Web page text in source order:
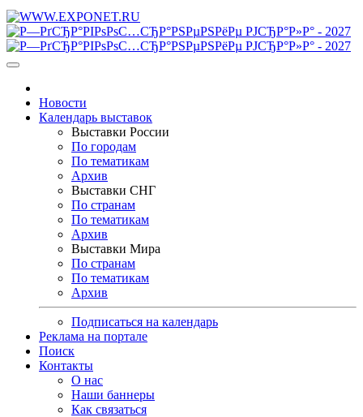
Новости
Календарь выставок
Выставки России
По городам
По тематикам
Архив
Выставки СНГ
По странам
По тематикам
Архив
Выставки Мира
По странам
По тематикам
Архив
Подписаться на календарь
Реклама на портале
Поиск
Контакты
О нас
Наши баннеры
Как связаться